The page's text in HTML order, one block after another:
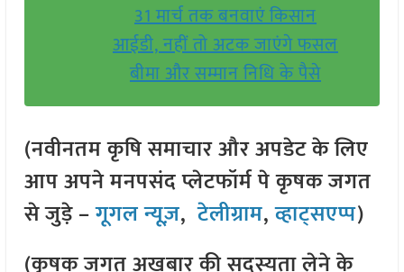
31 मार्च तक बनवाएं किसान
आईडी, नहीं तो अटक जाएंगे फसल
बीमा और सम्मान निधि के पैसे
(नवीनतम कृषि समाचार और अपडेट के लिए
आप अपने मनपसंद प्लेटफॉर्म पे कृषक जगत
से जुड़े –गूगल न्यूज़,टेलीग्राम,व्हाट्सएप्प)